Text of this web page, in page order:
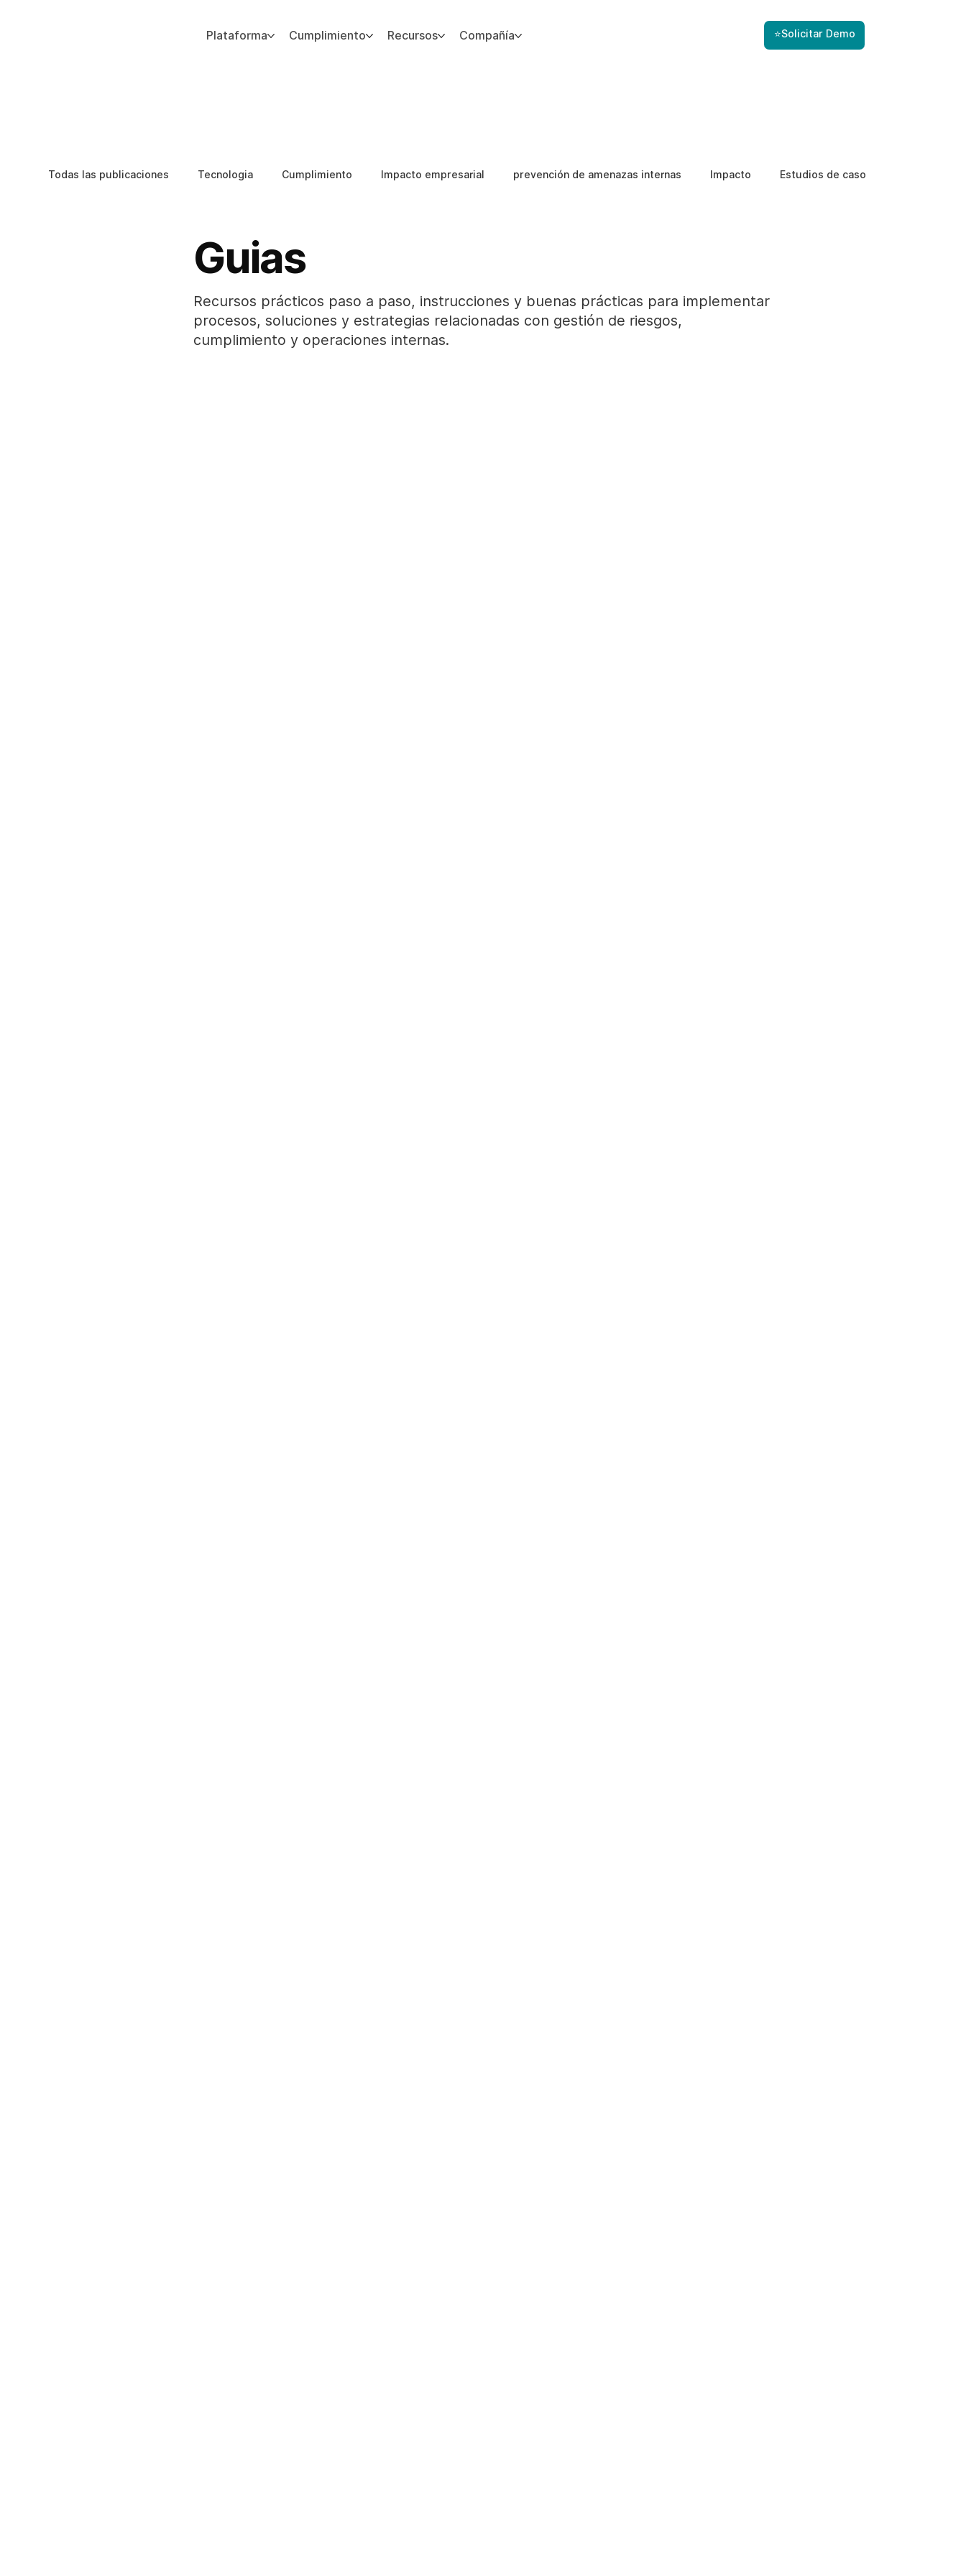
Plataforma Cumplimiento Recursos Compañía ⭐Solicitar Demo
Todas las publicaciones Tecnologia Cumplimiento Impacto empresarial prevención de amenazas internas Impacto Estudios de caso
Guias
Recursos prácticos paso a paso, instrucciones y buenas prácticas para implementar
procesos, soluciones y estrategias relacionadas con gestión de riesgos,
cumplimiento y operaciones internas.